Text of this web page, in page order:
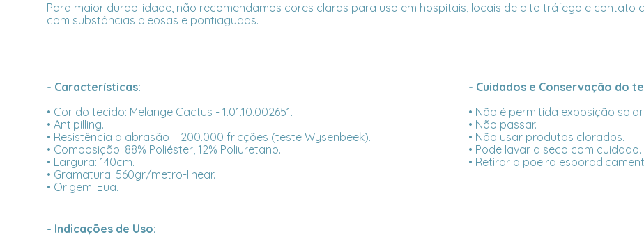
Para maior durabilidade, não recomendamos cores claras para uso em hospitais, locais de alto tráfego e contato
com substâncias oleosas e pontiagudas.
- Características:
• Cor do tecido: Melange Cactus - 1.01.10.002651.
• Antipilling.
• Resistência a abrasão – 200.000 fricções (teste Wysenbeek).
• Composição: 88% Poliéster, 12% Poliuretano.
• Largura: 140cm.
• Gramatura: 560gr/metro-linear.
• Origem: Eua.
- Cuidados e Conservação do
• Não é permitida exposição solar.
• Não passar.
• Não usar produtos clorados.
• Pode lavar a seco com cuidado.
• Retirar a poeira
- Indicações de Uso: